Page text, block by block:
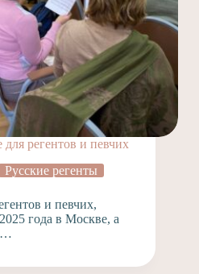
регентов и певчих
Русские регенты
и певчих,
года в Москве, а